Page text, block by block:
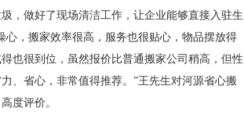
，做好了现场清洁工作，让企业能够直接入驻生
心，搬家效率很高，服务也很贴心，物品摆放得
也很到位，虽然报价比普通搬家公司稍高，但性
、省心，非常值得推荐。”王先生对河源省心搬
度评价。